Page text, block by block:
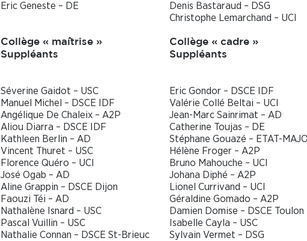
Eric Geneste – DE
Denis Bastaraud – DSG
Christophe Lemarchand – UCI
Collège « maîtrise »
Suppléants
Séverine Gaidot – USC
Manuel Michel – DSCE IDF
Angélique De Chaleix – A2P
Aliou Diarra – DSCE IDF
Kathleen Berlin – AD
Vincent Thuret – USC
Florence Quéro – UCI
José Ogab – AD
Aline Grappin – DSCE Dijon
Faouzi Téi – AD
Nathalène Isnard – USC
Pascal Vuillin – USC
Nathalie Connan – DSCE St-Brieuc
Collège « cadre »
Suppléants
Eric Gondor – DSCE IDF
Valérie Collé Beltai – UCI
Jean-Marc Sainrimat – AD
Catherine Toujas – DE
Stéphane Gouazé – ETAT-
Hélène Froger – A2P
Bruno Mahouche – UCI
Johana Diphé – A2P
Lionel Currivand – UCI
Géraldine Gomado – A2P
Damien Domise – DSCE Toulon
Isabelle Cayla – USC
Sylvain Vermet – DSG